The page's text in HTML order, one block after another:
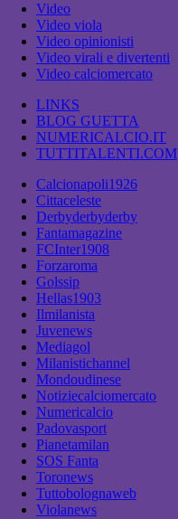
Video
Video viola
Video opinionisti
Video virali e divertenti
Video calciomercato
LINKS
BLOG GUETTA
NUMERICALCIO.IT
TUTTITALENTI.COM
Calcionapoli1926
Cittaceleste
Derbyderbyderby
Fantamagazine
FCInter1908
Forzaroma
Golssip
Hellas1903
Ilmilanista
Juvenews
Mediagol
Milanistichannel
Mondoudinese
Notiziecalciomercato
Numericalcio
Padovasport
Pianetamilan
SOS Fanta
Toronews
Tuttobolognaweb
Violanews